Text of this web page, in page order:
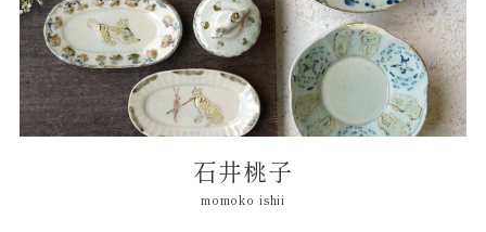
石井桃子
momoko ishii